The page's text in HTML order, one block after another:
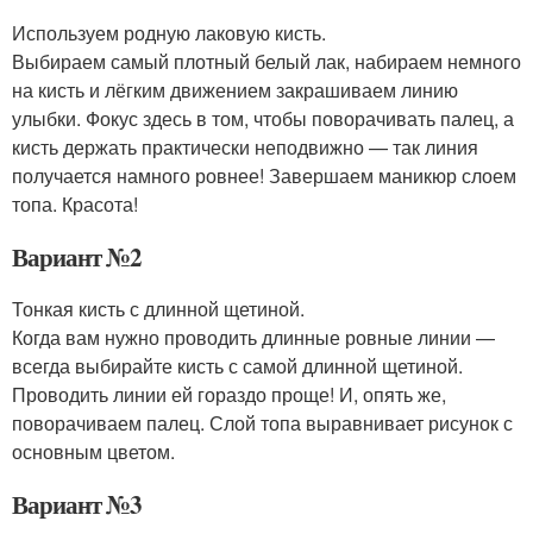
Используем родную лаковую кисть.
Выбираем самый плотный белый лак, набираем немного
на кисть и лёгким движением закрашиваем линию
улыбки. Фокус здесь в том, чтобы поворачивать палец, а
кисть держать практически неподвижно — так линия
получается намного ровнее! Завершаем маникюр слоем
топа. Красота!
Вариант №2
Тонкая кисть с длинной щетиной.
Когда вам нужно проводить длинные ровные линии —
всегда выбирайте кисть с самой длинной щетиной.
Проводить линии ей гораздо проще! И, опять же,
поворачиваем палец. Слой топа выравнивает рисунок с
основным цветом.
Вариант №3